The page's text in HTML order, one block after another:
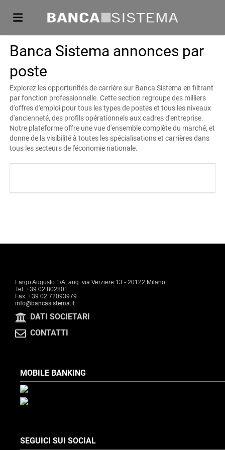
Accueil
Emplois
Déposez
CV
Langue
IT
DE
Banca Sistema annonces par
poste
Explorez les opportunités de carrière sur Banca Sistema en filtrant
par fonction professionnelle. Cette section regroupe des milliers
d'offres d'emploi pour tous les types de postes et tous les niveaux
d'ancienneté, des profils opérationnels aux cadres d'entreprise.
Notre plateforme offre une vue d'ensemble complète du marché, et
donne de la visibilité à toutes les spécialisations et carrières dans
tous les secteurs de l'économie nationale.
Largo Augusto 1/A, ang. via Verziere 13 - 20122 Milano
Tel. +39 02 802801
Fax. +39 02 72093979
info@bancasistema.it
DATI SOCIETARI
CONTATTI
MOBILE BANKING
SEGUICI SUI SOCIAL